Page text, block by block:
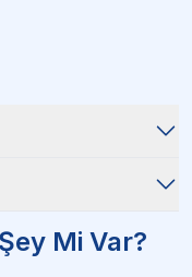
Mi Var?